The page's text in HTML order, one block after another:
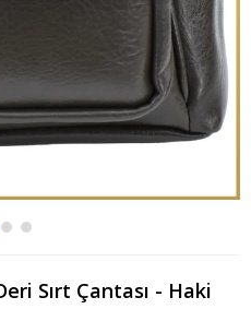
Sırt Çantası - Haki